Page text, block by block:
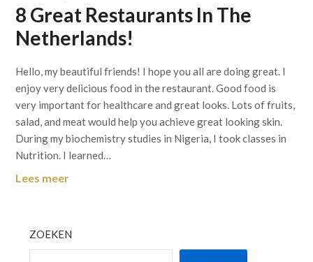
8 Great Restaurants In The
Netherlands!
Hello, my beautiful friends! I hope you all are doing great. I
enjoy very delicious food in the restaurant. Good food is
very important for healthcare and great looks. Lots of fruits,
salad, and meat would help you achieve great looking skin.
During my biochemistry studies in Nigeria, I took classes in
Nutrition. I learned…
Lees meer
ZOEKEN